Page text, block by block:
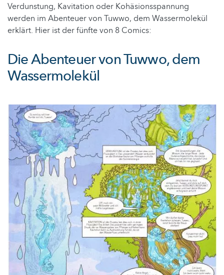
Verdunstung, Kavitation oder Kohäsionsspannung
werden im Abenteuer von Tuwwo, dem Wassermolekül
erklärt. Hier ist der fünfte von 8 Comics:
Die Abenteuer von Tuwwo, dem
Wassermolekül